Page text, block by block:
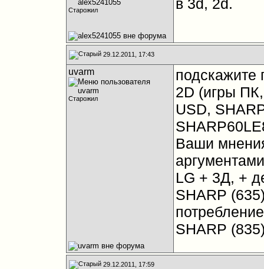
Старожил
в 3d, 2d.
29.12.2011, 17:43
uvarm
Старожил
подскажите
2D (игры
USD,
Ваши
LG + 3Д, +
SHARP
SHARP
29.12.2011, 17:59